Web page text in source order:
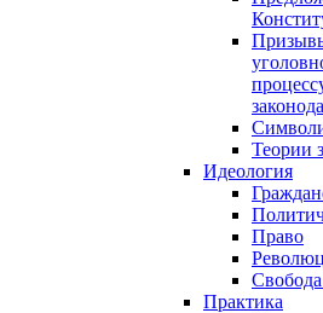
Теории
Идеология
Право
Свобода
Практика